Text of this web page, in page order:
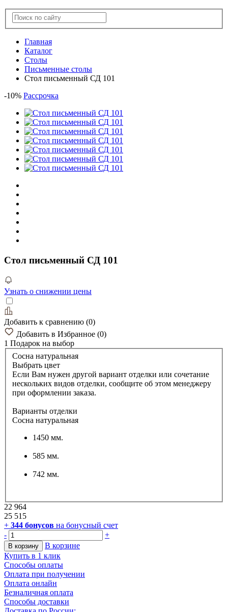
Главная
Каталог
Столы
Письменные столы
Стол письменный СД 101
-10% Рассрочка
Стол письменный СД 101
Узнать о снижении цены
Добавить к сравнению (0)
Добавить в Избранное (0)
1 Подарок на выбор
Сосна натуральная
Выбрать цвет
Если Вам нужен другой вариант отделки или сочетание
нескольких видов отделки, сообщите об этом менеджеру
при оформлении заказа.
Варианты отделки
Сосна натуральная
1450 мм.
585 мм.
742 мм.
22 964
25 515
+ 344 бонусов на бонусный счет
-
+
В корзину
В корзине
Купить в 1 клик
Способы оплаты
Оплата при получении
Оплата онлайн
Безналичная оплата
Способы доставки